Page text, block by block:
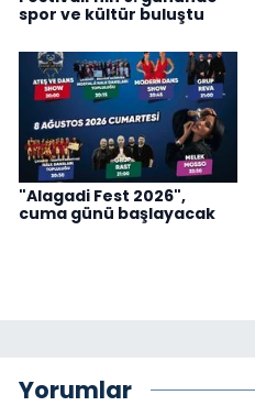
spor ve kültür buluştu
"Alagadi Fest 2026",
cuma günü başlayacak
Yorumlar